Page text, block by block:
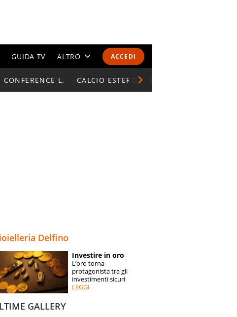
ACCEDI
GUIDA TV ALTRO
CALENDARI E CLASSIFICHE
ESPERTI
CONTATTI
CONFERENCE L. CALCIO ESTERO
Delfino
Investire in oro
L’oro torna
protagonista tra gli
investimenti sicuri
LEGGI
GALLERY